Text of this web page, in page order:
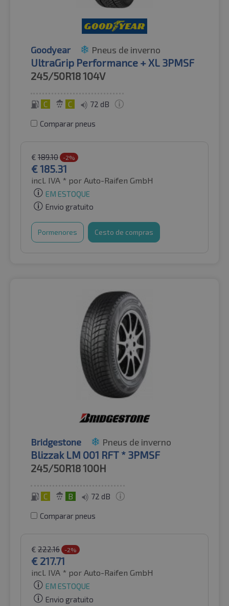
Goodyear Pneus de inverno
UltraGrip Performance + XL 3PMSF
245/50R18104V
C C 72 dB
Comparar pneus
€ 189.10 -2%
€185.31
incl. IVA * por Auto-Raifen GmbH
EM ESTOQUE
Envio gratuito
Pormenores Cesto de compras
Bridgestone Pneus de inverno
Blizzak LM 001 RFT * 3PMSF
245/50R18100H
C B 72 dB
Comparar pneus
€ 222.16 -2%
€ 217.71
incl. IVA * por Auto-Raifen GmbH
EM ESTOQUE
Envio gratuito